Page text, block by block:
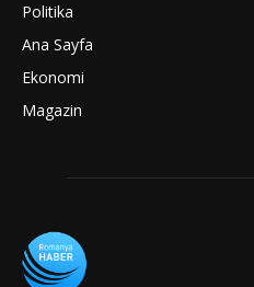
Politika
Ana Sayfa
Ekonomi
Magazin